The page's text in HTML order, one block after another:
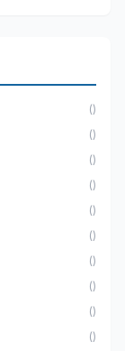
()
()
()
()
()
()
()
()
()
()